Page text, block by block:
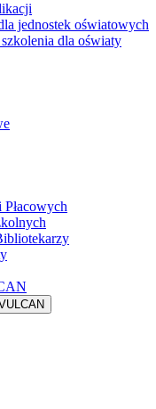
jednostek oświatowych
dla oświaty